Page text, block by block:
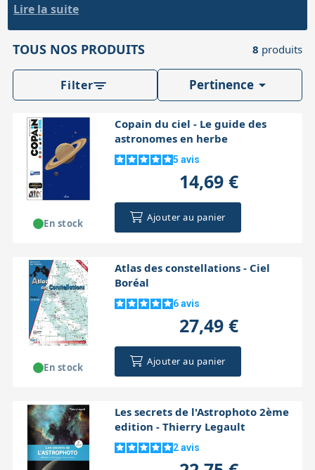
Accessoires pour montures
Têtes
Pièces détachées
ouvrage sur l’observation à l’œil nu, aux
télescope, livre d’initiation jeunesse, astrophotographie ou
spectroscopie : chaque ouvrage permet de mieux préparer
ses soirées, comprendre les objets célestes et progresser à
Lire la suite
TOUS NOS PRODUITS 8 produits
Filter Pertinence 
Copain du ciel - Le guide des
astronomes en herbe
5 avis
14,69 €
Ajouter au panier
En stock
Atlas des constellations - Ciel
Boréal
6avis
27,49 €
Ajouter au panier
En stock
Les secrets de l'Astrophoto 2ème
edition - Thierry Legault
2avis